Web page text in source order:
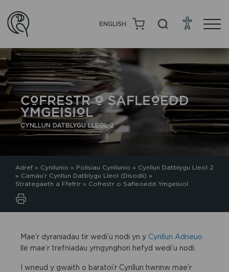
ENGLISH
COFRESTR O SAFLEOEDD
YMGEISIOL
CYNLLUN DATBLYGU LLEOL 2
Adref » Cynllunio » Polisïau Cynllunio » Cynllun Datblygu Lleol 2
» Camau’r Cynllun Datblygu Lleol (Disodli) »
Strategaeth a Ffefrir » Cofrestr o Safleoedd Ymgeisiol
Mae’r dyraniadau tir wedi’u nodi yn y Cynllun Adneuo
lle mae’r trefniadau ymgynghori hefyd wedi’u nodi.
I wneud y gwaith o baratoi’r Cynllun hwnnw mae’r